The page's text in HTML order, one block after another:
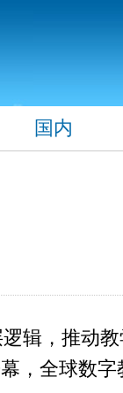
国内
辑，推动
，全球数